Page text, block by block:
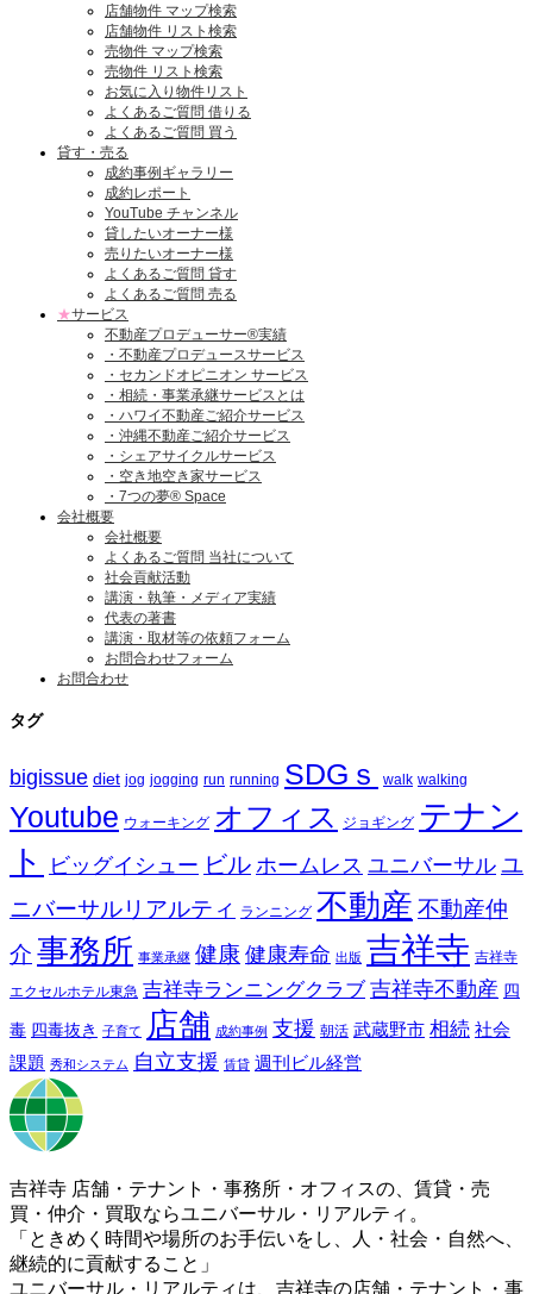
店舗物件 マップ検索
店舗物件 リスト検索
売物件 マップ検索
売物件 リスト検索
お気に入り物件リスト
よくあるご質問 借りる
よくあるご質問 買う
貸す・売る
成約事例ギャラリー
成約レポート
YouTube チャンネル
貸したいオーナー様
売りたいオーナー様
よくあるご質問 貸す
よくあるご質問 売る
★サービス
不動産プロデューサー®実績
・不動産プロデュースサービス
・セカンドオピニオン サービス
・相続・事業承継サービスとは
・ハワイ不動産ご紹介サービス
・沖縄不動産ご紹介サービス
・シェアサイクルサービス
・空き地空き家サービス
・7つの夢® Space
会社概要
会社概要
よくあるご質問 当社について
社会貢献活動
講演・執筆・メディア実績
代表の著書
講演・取材等の依頼フォーム
お問合わせフォーム
お問合わせ
タグ
bigissue diet jog jogging run running SDGｓ walk walking
Youtube ウォーキング オフィス ジョギング テナン
ト
ビッグイシュー ビル ホームレス ユニバーサルユ
ニバーサルリアルティ
ランニング 不動産 不動産仲
介 事務所 事業承継 健康健康寿命 出版 吉祥寺 吉祥寺
エクセルホテル東急 吉祥寺ランニングクラブ 吉祥寺不動産 四
毒 四毒抜き 子育て 店舗 成約事例 支援 朝活 武蔵野市 相続 社会
課題 秀和システム 自立支援 賃貸 週刊ビル経営
吉祥寺 店舗・テナント・事務所・オフィスの、賃貸・売
買・仲介・買取ならユニバーサル・リアルティ。
「ときめく時間や場所のお手伝いをし、人・社会・自然へ、
継続的に貢献すること」
ユニバーサル・リアルティは、吉祥寺の店舗・テナント・事